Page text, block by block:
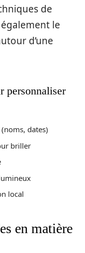
de
le
d’une
personnaliser
dates)
briller
local
en matière